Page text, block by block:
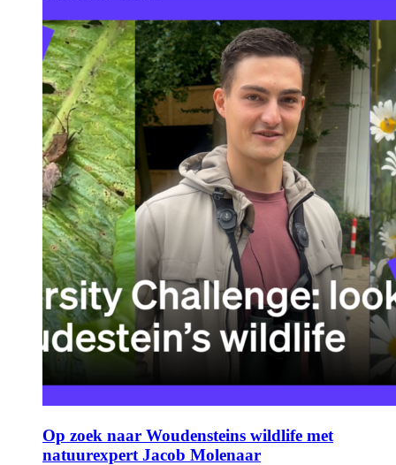
Op zoek naar Woudensteins wildlife met
natuurexpert Jacob Molenaar